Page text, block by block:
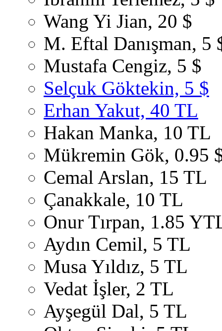
Wang Yi Jian, 20 $
M. Eftal Danışman, 5
Mustafa Cengiz, 5 $
Selçuk Göktekin, 5 $
Erhan Yakut, 40 TL
Hakan Manka, 10 TL
Mükremin Gök, 0.95
Cemal Arslan, 15 TL
Çanakkale, 10 TL
Onur Tırpan, 1.85
Aydın Cemil, 5 TL
Musa Yıldız, 5 TL
Vedat İşler, 2 TL
Ayşegül Dal, 5 TL